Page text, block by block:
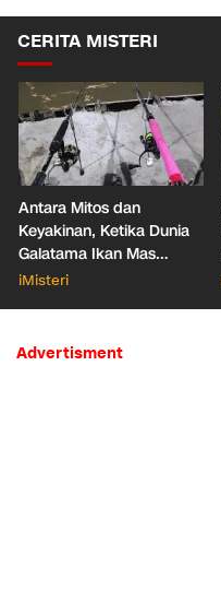
CERITA MISTERI
Antara Mitos dan
Keyakinan, Ketika Dunia
Galatama Ikan Mas
Bersentuhan dengan Hal
iMisteri
Advertisment